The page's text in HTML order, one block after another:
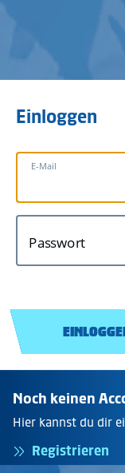
Einloggen
E-Mail
Passwort
Noch keinen
Hier kannst du dir
Registrieren